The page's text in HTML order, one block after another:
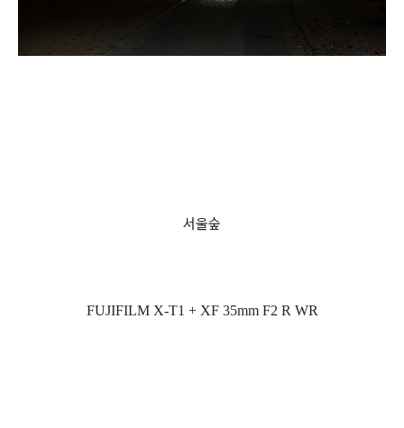
서울숲
FUJIFILM X-T1 + XF 35mm F2 R WR